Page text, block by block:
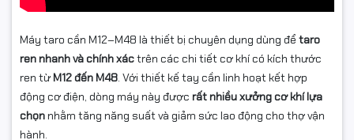
Máy taro cần M12–M48 là thiết bị chuyên dụng dùng để taro
ren nhanh và chính xáctrên các chi tiết cơ khí có kích thước
ren từM12 đến M48. Với thiết kế tay cần linh hoạt kết hợp
động cơ điện, dòng máy này được rất nhiều xưởng cơ khí lựa
chọnnhằm tăng năng suất và giảm sức lao động cho thợ vận
hành.